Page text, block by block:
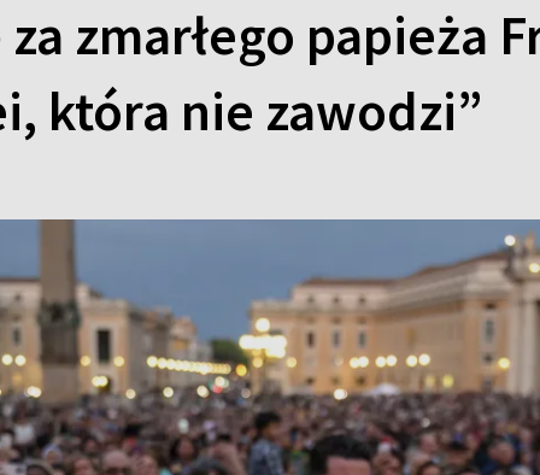
zmarłego papieża
która nie zawodzi”